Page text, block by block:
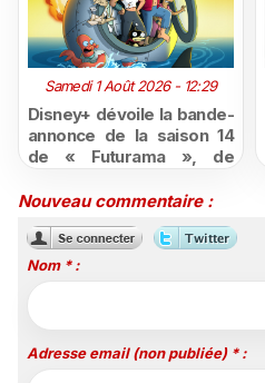
Samedi 1 Août 2026 - 12:29
Disney+ dévoile la bande-
annonce de la saison 14
de « Futurama », de
Nouveau commentaire :
Nom * :
Adresse email (non publiée) * :